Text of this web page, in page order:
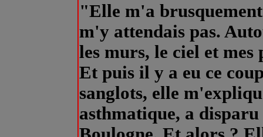
"Elle m'a
m'y attendais pas.
les murs, le ciel et mes
Et puis il y a eu ce
sanglots, elle
asthmatique, a